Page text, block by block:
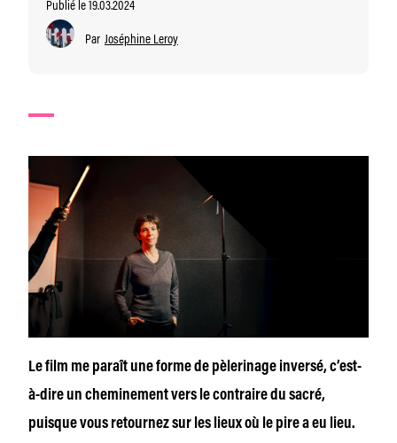
Publié le 19.03.2024
Par Joséphine Leroy
Le film me paraît une forme de pèlerinage inversé, c’est-
à-dire un cheminement vers le contraire du sacré,
puisque vous retournez sur les lieux où le pire a eu lieu.